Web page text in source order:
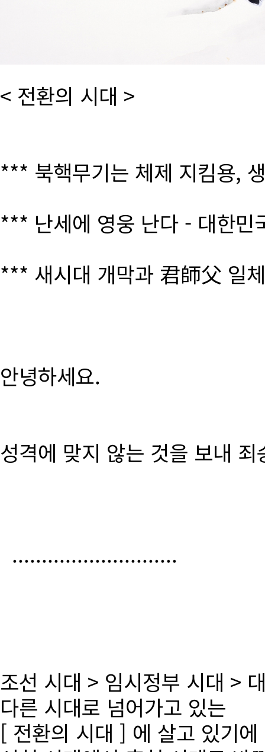
< 전환의 시대 >
*** 북핵무기는 체제 지킴용,
*** 난세에 영웅 난다 - 대한
*** 새시대 개막과 君師父 일
안녕하세요.
성격에 맞지 않는 것을 보내
............................
조선 시대 > 임시정부 시대 >
다른 시대로 넘어가고 있는
[ 전환의 시대 ] 에 살고 있기에